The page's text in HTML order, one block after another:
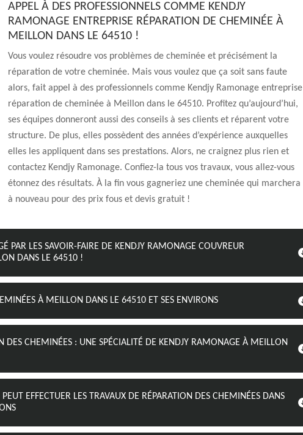
APPEL À DES PROFESSIONNELS COMME KENDJY
RAMONAGE ENTREPRISE RÉPARATION DE CHEMINÉE À
MEILLON DANS LE 64510 !
Vous voulez résoudre vos problèmes de cheminée et précisément la
réparation de votre cheminée. Mais vous voulez que ça soit sans faute
alors, fait appel à des professionnels comme Kendjy Ramonage entreprise
réparation de cheminée à Meillon dans le 64510. Profitez qu’aujourd’hui,
ses équipes donneront aussi des conseils à ses clients et réparent votre
structure. De plus, elles possèdent des années d’expérience auxquelles
elles les appliquent dans ses prestations. Alors, ne craignez plus rien et
contactez Kendjy Ramonage. Confiez-la tous vos travaux, vous allez-vous
étonnez des résultats. À la fin vous gagneriez une cheminée qui marchera
à nouveau pour des prix fous et devis gratuit !
PAR LES SAVOIR-FAIRE DE KENDJY RAMONAGE COUVREUR
DANS LE 64510 !
À MEILLON DANS LE 64510 ET SES ENVIRONS
DES CHEMINÉES : UNE SPÉCIALITÉ DE KENDJY RAMONAGE À MEILLON
EFFECTUER LES TRAVAUX DE RÉPARATION DES CHEMINÉES DANS